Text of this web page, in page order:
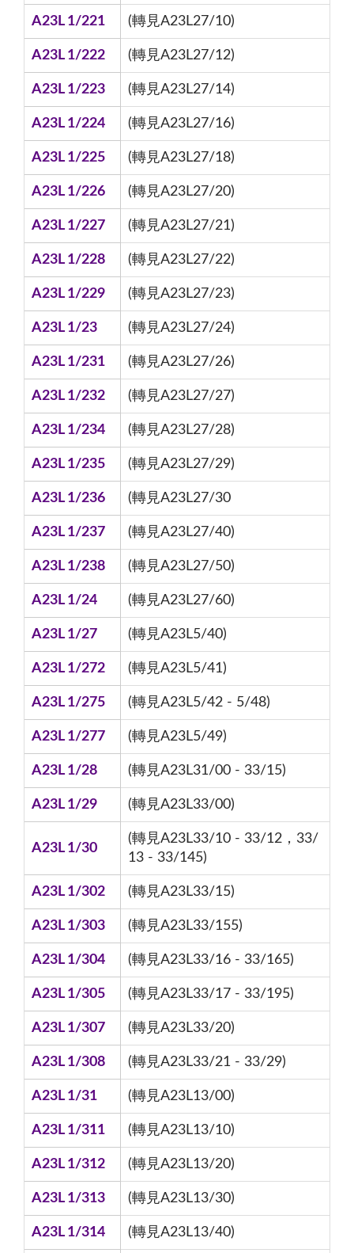
A23L 1/221 (轉見A23L27/10)
A23L 1/222 (轉見A23L27/12)
A23L 1/223 (轉見A23L27/14)
A23L 1/224 (轉見A23L27/16)
A23L 1/225 (轉見A23L27/18)
A23L 1/226 (轉見A23L27/20)
A23L 1/227 (轉見A23L27/21)
A23L 1/228 (轉見A23L27/22)
A23L 1/229 (轉見A23L27/23)
A23L 1/23 (轉見A23L27/24)
A23L 1/231 (轉見A23L27/26)
A23L 1/232 (轉見A23L27/27)
A23L 1/234 (轉見A23L27/28)
A23L 1/235 (轉見A23L27/29)
A23L 1/236 (轉見A23L27/30
A23L 1/237 (轉見A23L27/40)
A23L 1/238 (轉見A23L27/50)
A23L 1/24 (轉見A23L27/60)
A23L 1/27 (轉見A23L5/40)
A23L 1/272 (轉見A23L5/41)
A23L 1/275 (轉見A23L5/42 - 5/48)
A23L 1/277 (轉見A23L5/49)
A23L 1/28 (轉見A23L31/00 - 33/15)
A23L 1/29 (轉見A23L33/00)
A23L 1/30
(轉見A23L33/10 - 33/12，33/
13 - 33/145)
A23L 1/302 (轉見A23L33/15)
A23L 1/303 (轉見A23L33/155)
A23L 1/304 (轉見A23L33/16 - 33/165)
A23L 1/305 (轉見A23L33/17 - 33/195)
A23L 1/307 (轉見A23L33/20)
A23L 1/308 (轉見A23L33/21 - 33/29)
A23L 1/31 (轉見A23L13/00)
A23L 1/311 (轉見A23L13/10)
A23L 1/312 (轉見A23L13/20)
A23L 1/313 (轉見A23L13/30)
A23L 1/314 (轉見A23L13/40)